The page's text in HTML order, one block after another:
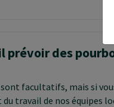
prévoir des
facultatifs, mais si
travail de nos équipes